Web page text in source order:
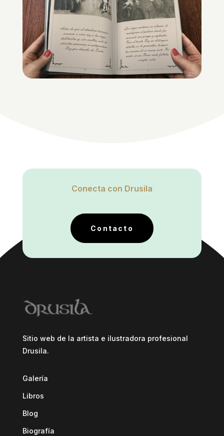
Conecta con Drusila
Contacto
Sitio web de la artista e ilustradora profesional
Drusila.
Galería
Libros
Blog
Biografía